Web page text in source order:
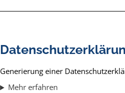
Generierung einer
Mehr erfahren